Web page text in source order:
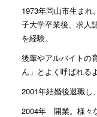
1973年岡山市生ま
子大学卒業後、求人
を経験。
後輩やアルバイトの
ん」とよく呼ばれる
2001年結婚後退職し
2004年 開業。様々